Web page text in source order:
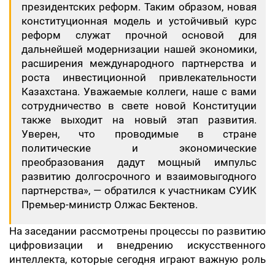
президентских реформ. Таким образом, новая
конституционная модель и устойчивый курс
реформ служат прочной основой для
дальнейшей модернизации нашей экономики,
расширения международного партнерства и
роста инвестиционной привлекательности
Казахстана. Уважаемые коллеги, наше с вами
сотрудничество в свете новой Конституции
также выходит на новый этап развития.
Уверен, что проводимые в стране
политические и экономические
преобразования дадут мощный импульс
развитию долгосрочного и взаимовыгодного
партнерства», — обратился к участникам СУИК
Премьер-министр Олжас Бектенов.
На заседании рассмотрены процессы по развитию
цифровизации и внедрению искусственного
интеллекта, которые сегодня играют важную роль